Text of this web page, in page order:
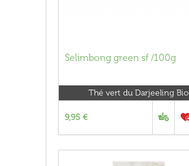
Selimbong green sf /100g
Thé vert du Darjeeling Bio
9,95 €